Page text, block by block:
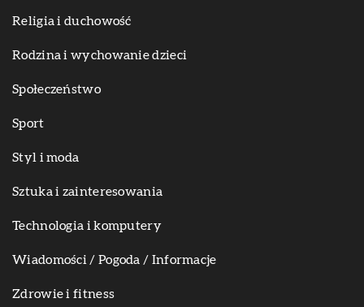
Religia i duchowość
Rodzina i wychowanie dzieci
Społeczeństwo
Sport
Styl i moda
Sztuka i zainteresowania
Technologia i komputery
Wiadomości / Pogoda / Informacje
Zdrowie i fitness